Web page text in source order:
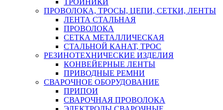
ТРОЙНИКИ
ПРОВОЛОКА, ТРОСЫ, ЦЕПИ, СЕТКИ, ЛЕНТЫ
ЛЕНТА СТАЛЬНАЯ
ПРОВОЛОКА
СЕТКА МЕТАЛЛИЧЕСКАЯ
СТАЛЬНОЙ КАНАТ, ТРОС
РЕЗИНОТЕХНИЧЕСКИЕ ИЗДЕЛИЯ
КОНВЕЙЕРНЫЕ ЛЕНТЫ
ПРИВОДНЫЕ РЕМНИ
СВАРОЧНОЕ ОБОРУДОВАНИЕ
ПРИПОИ
СВАРОЧНАЯ ПРОВОЛОКА